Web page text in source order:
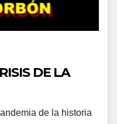
DE LA
de la historia